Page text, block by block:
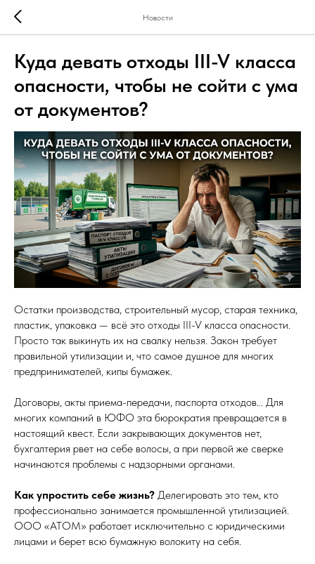
Новости
Куда девать отходы III-V класса
опасности, чтобы не сойти с ума
от документов?
Остатки производства, строительный мусор, старая техника,
пластик, упаковка — всё это отходы III-V класса опасности.
Просто так выкинуть их на свалку нельзя. Закон требует
правильной утилизации и, что самое душное для многих
предпринимателей, кипы бумажек.
Договоры, акты приема-передачи, паспорта отходов... Для
многих компаний в ЮФО эта бюрократия превращается в
настоящий квест. Если закрывающих документов нет,
бухгалтерия рвет на себе волосы, а при первой же сверке
начинаются проблемы с надзорными органами.
Как упростить себе жизнь? Делегировать это тем, кто
профессионально занимается промышленной утилизацией.
ООО «АТОМ» работает исключительно с юридическими
лицами и берет всю бумажную волокиту на себя.